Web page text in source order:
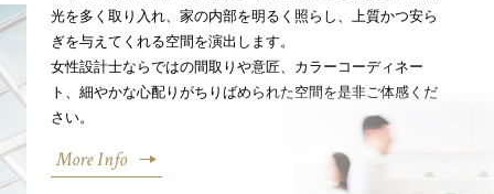
光を多く取り入れ、家の内部を明るく照らし、上質かつ安ら
ぎを与えてくれる空間を演出します。
女性設計士ならではの間取りや意匠、カラーコーディネー
ト、細やかな心配りがちりばめられた空間を是非ご体感くだ
さい。
More Info